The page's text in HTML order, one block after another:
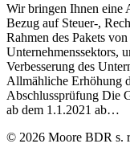
Wir bringen Ihnen eine
Bezug auf Steuer-,
Rahmen des Pakets
Unternehmenssektors,
Verbesserung des
Allmähliche Erhöhung
Abschlussprüfung Die
ab dem 1.1.2021 ab…
© 2026 Moore BDR s.